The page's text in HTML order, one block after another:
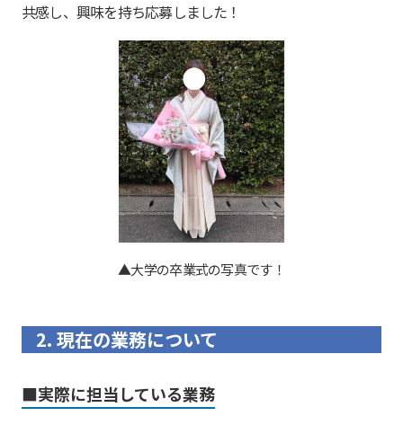
共感し、興味を持ち応募しました！
▲大学の卒業式の写真です！
2. 現在の業務について
■実際に担当している業務